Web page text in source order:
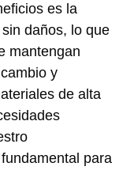
es la
daños, lo que
mantengan
y
de alta
para